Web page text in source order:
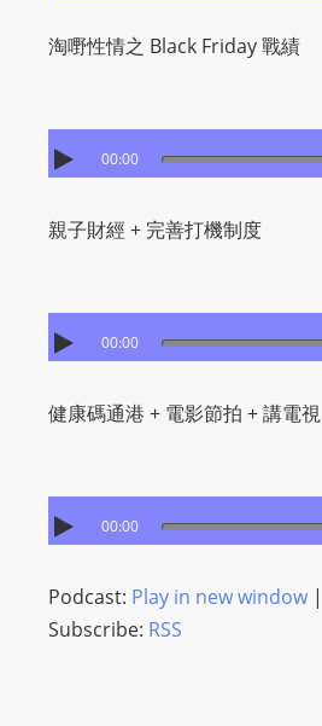
淘嘢性情之 Black Friday 戰績
00:00
親子財經 + 完善打機制度
00:00
健康碼通港 + 電影節拍 + 講電視
00:00
Podcast: Play in new window|
Subscribe: RSS